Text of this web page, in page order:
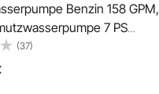
Benzin 158 GPM,
7 PS
Tragbar mit 7,62 m
& Gusseisenlaufrad
für Bewässerung
(37)